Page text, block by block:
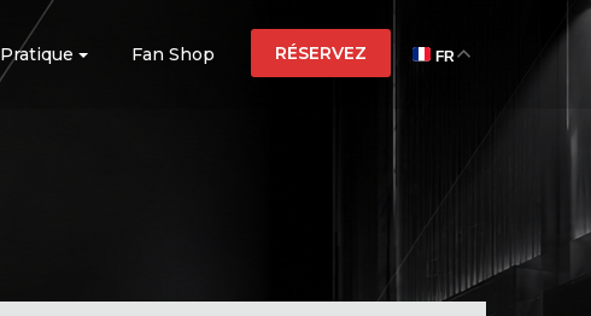
Pratique Fan Shop RÉSERVEZ FR